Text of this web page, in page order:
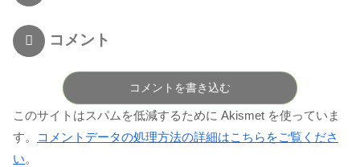
コメント
コメントを書き込む
このサイトはスパムを低減するために Akismet を使っていま
す。
コメントデータの処理方法の詳細はこちらをご覧くださ
い。